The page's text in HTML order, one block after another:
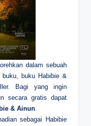
dalam sebuah
buku Habibie &
Bagi yang ingin
secara gratis dapat
& Ainun.
sebagai Habibie